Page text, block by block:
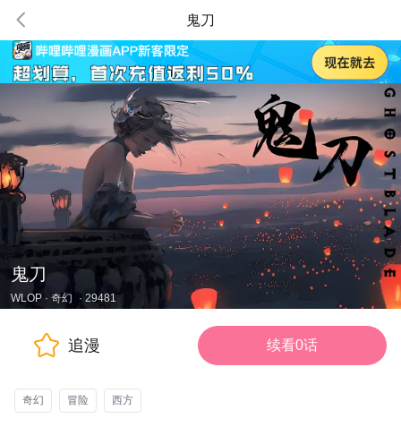
鬼刀
鬼刀
WLOP · 奇幻 · 29481
追漫 续看0话
奇幻 冒险 西方